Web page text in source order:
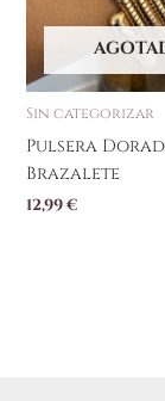
Sin categorizar
Pulsera
Brazalete
12,99€